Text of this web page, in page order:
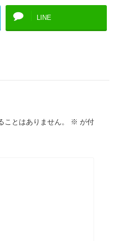
LINE
ことはありません。 ※ が付